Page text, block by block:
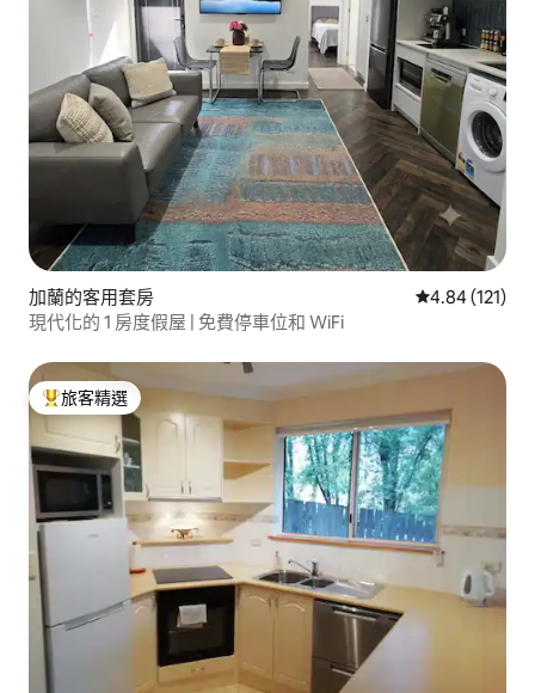
加蘭的客用套房 從 121 則評價
4.84 (121)
現代化的 1 房度假屋 | 免費停車位和 WiFi
旅客精選榜首
旅客精選